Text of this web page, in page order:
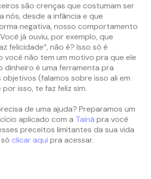
são crenças que costumam ser
nós, desde a infância e que
negativa, nosso comportamento
já ouviu, por exemplo, que
felicidade”, não é? Isso só é
você não tem um motivo pra que ele
dinheiro é uma ferramenta pra
(falamos sobre isso ali em
por isso, te faz feliz sim.
de uma ajuda? Preparamos um
aplicado com a Tainá pra você
preceitos limitantes da sua vida
clicar aqui pra acessar.